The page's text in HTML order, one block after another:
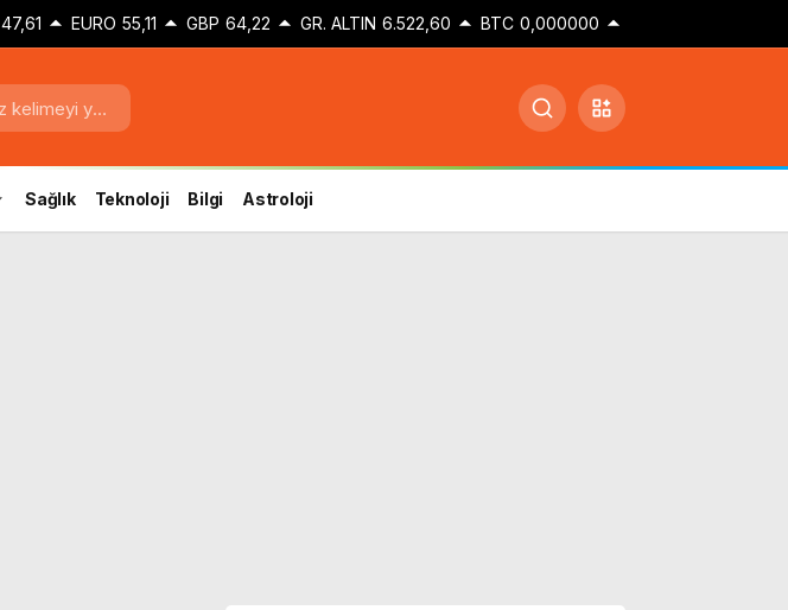
47,61 EURO 55,11 GBP 64,22 GR. ALTIN 6.522,60 BTC 0,000000
Sağlık Teknoloji Bilgi Astroloji